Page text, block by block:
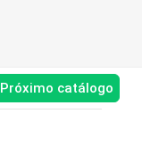
Próximo catálogo